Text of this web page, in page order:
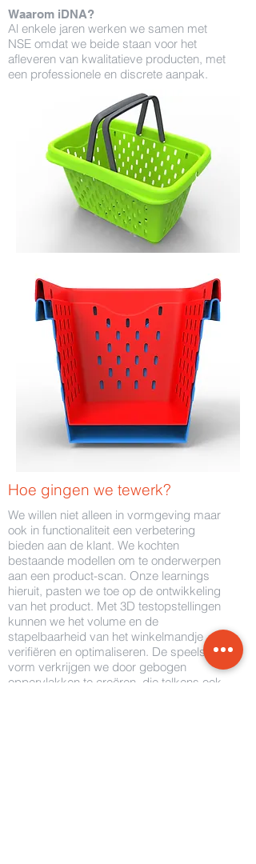
Waarom iDNA?
Al enkele jaren werken we samen met
NSE omdat we beide staan voor het
afleveren van kwalitatieve producten, met
een professionele en discrete aanpak.
Hoe gingen we tewerk?
We willen niet alleen in vormgeving maar
ook in functionaliteit een verbetering
bieden aan de klant. We kochten
bestaande modellen om te onderwerpen
aan een product-scan. Onze learnings
hieruit, pasten we toe op de ontwikkeling
van het product. Met 3D testopstellingen
kunnen we het volume en de
stapelbaarheid van het winkelmandje
verifiëren en optimaliseren. De speelse
vorm verkrijgen we door gebogen
oppervlakken te creëren, die telkens ook